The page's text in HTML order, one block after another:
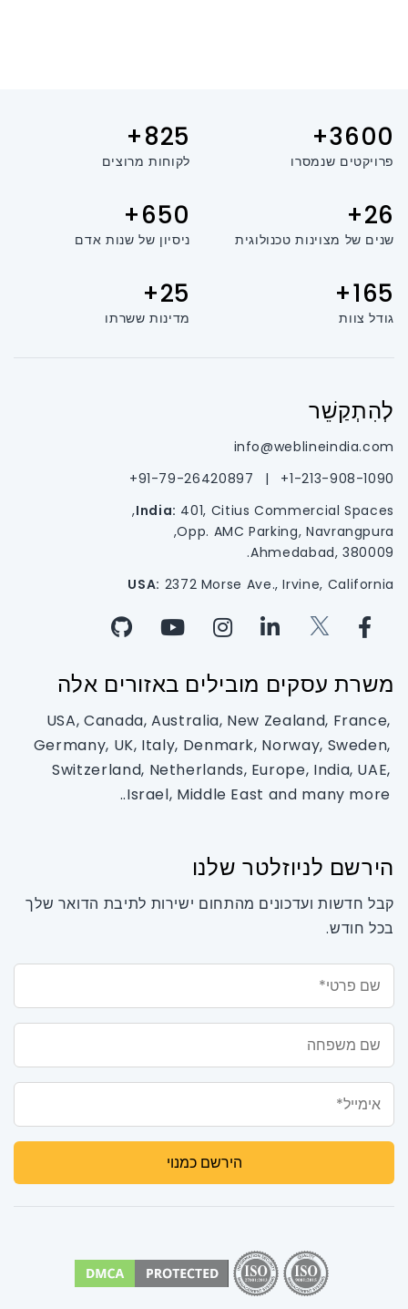
3600+
פרויקטים שנמסרו
825+
לקוחות מרוצים
26+
שנים של מצוינות טכנולוגית
650+
ניסיון של שנות אדם
165+
גודל צוות
25+
מדינות ששרתו
לְהִתְקַשֵׁר
info@weblineindia.com
1-213-908-1090+
|
91-79-26420897+
India: 401, Citius Commercial Spaces,
Opp. AMC Parking, Navrangpura,
Ahmedabad, 380009.
USA: 2372 Morse Ave., Irvine, California
משרת עסקים מובילים באזורים אלה
USA, Canada, Australia, New Zealand, France,
Germany, UK, Italy, Denmark, Norway, Sweden,
Switzerland, Netherlands, Europe, India, UAE,
Israel, Middle East and many more..
הירשם לניוזלטר שלנו
קבל חדשות ועדכונים מהתחום ישירות לתיבת הדואר שלך
בכל חודש.